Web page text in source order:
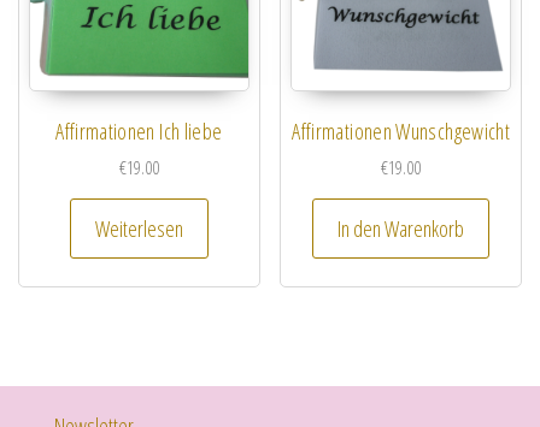
Affirmationen Ich liebe
€19.00
Weiterlesen
Affirmationen Wunschgewicht
€19.00
In den Warenkorb